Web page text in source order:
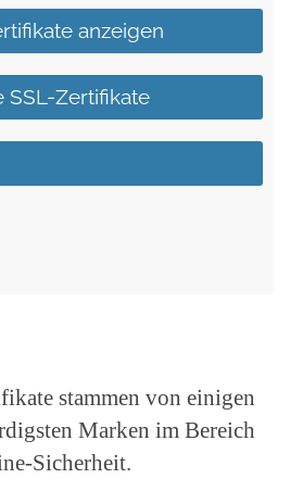
anzeigen
SSL-Zertifikate
stammen von einigen
Marken im Bereich
Sicherheit.